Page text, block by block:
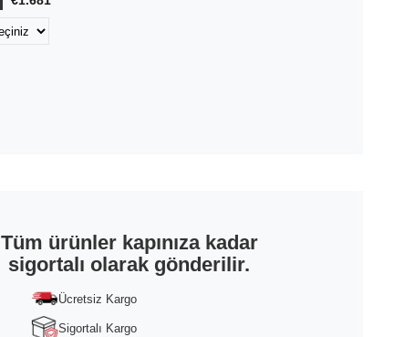
Tüm ürünler kapınıza kadar
sigortalı olarak gönderilir.
Ücretsiz Kargo
Sigortalı Kargo